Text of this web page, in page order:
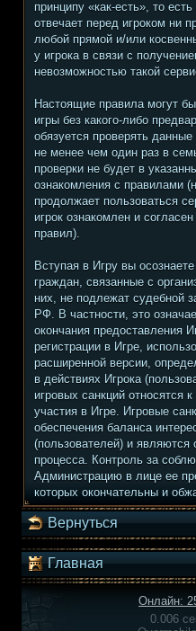
принципу «как-есть», то
отвечает перед игроком ни
любой прямой и/или
у игрока в связи с
невозможностью такой
Настоящие правила могут
игры без какого-либо
обязуется проверять
не менее чем один раз в
проверки не будет в
ознакомления с правилами
продолжает пользоваться
игрок ознакомлен и
правил).
Вступая в Игру вы
граждан, связанные с
них, не подлежат судебной
РФ. В частности, это
окончания предоставления
регистрации в Игре,
расширенной версии,
в действиях Игрока
игровых санкций относятся
участия в Игре. Игровые
обеспечения баланса
(пользователей) и являются
процесса. Контроль за
Администрацию в лице ее
которых окончательны и
Вернуться
Главная
Онлайн:
0.006